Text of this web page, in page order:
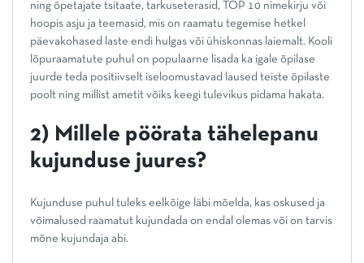
ning õpetajate tsitaate, tarkuseterasid, TOP 10 nimekirju või
hoopis asju ja teemasid, mis on raamatu tegemise hetkel
päevakohased laste endi hulgas või ühiskonnas laiemalt. Kooli
lõpuraamatute puhul on populaarne lisada ka igale õpilase
juurde teda positiivselt iseloomustavad laused teiste õpilaste
poolt ning millist ametit võiks keegi tulevikus pidama hakata.
2) Millele pöörata tähelepanu
kujunduse juures?
Kujunduse puhul tuleks eelkõige läbi mõelda, kas oskused ja
võimalused raamatut kujundada on endal olemas või on tarvis
mõne kujundaja abi.